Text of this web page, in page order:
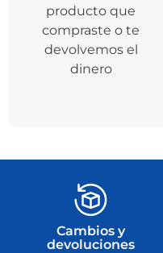
producto que
compraste o te
devolvemos el
dinero
Cambios y
devoluciones